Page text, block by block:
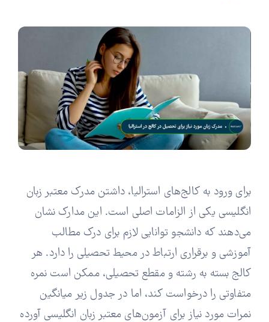
برای ورود به کالج‌های استرالیا، داشتن مدرک معتبر زبان
انگلیسی یکی از الزامات اصلی است. این مدارک نشان
می‌دهند که دانشجو توانایی لازم برای درک مطالب
آموزشی و برقراری ارتباط در محیط تحصیلی را دارد. هر
کالج بسته به رشته و مقطع تحصیلی، ممکن است نمره
متفاوتی را درخواست کند، اما در جدول زیر میانگین
نمرات مورد نیاز برای آزمون‌های معتبر زبان انگلیسی آورده